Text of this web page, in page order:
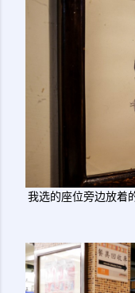
我选的座位旁边放着